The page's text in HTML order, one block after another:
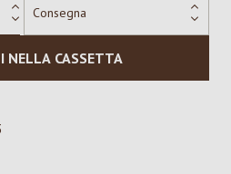
NELLA CASSETTA